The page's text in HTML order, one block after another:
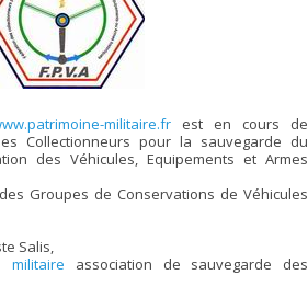
militaire.fr est en cours de
Collectionneurs pour la sauvegarde du
des Véhicules, Equipements et Armes
Groupes de Conservations de Véhicules
Salis,
militaire association de sauvegarde des